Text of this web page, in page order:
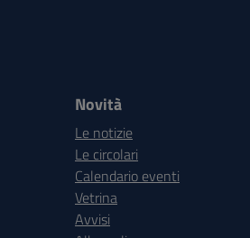
Novità
Le notizie
Le circolari
Calendario eventi
Vetrina
Avvisi